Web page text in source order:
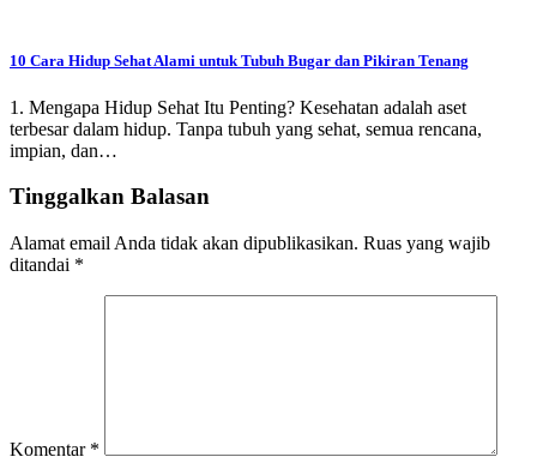
10 Cara Hidup Sehat Alami untuk Tubuh Bugar dan Pikiran Tenang
1. Mengapa Hidup Sehat Itu Penting? Kesehatan adalah aset
terbesar dalam hidup. Tanpa tubuh yang sehat, semua rencana,
impian, dan…
Tinggalkan Balasan
Alamat email Anda tidak akan dipublikasikan. Ruas yang wajib
ditandai *
Komentar *